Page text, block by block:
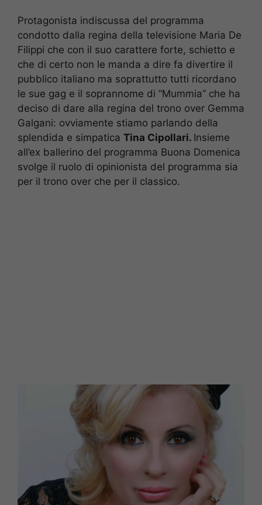
Protagonista indiscussa del programma
condotto dalla regina della televisione Maria De
Filippi che con il suo carattere forte, schietto e
che di certo non le manda a dire fa divertire il
pubblico italiano ma soprattutto tutti ricordano
le sue gag e il soprannome di “Mummia” che ha
deciso di dare alla regina del trono over Gemma
Galgani: ovviamente stiamo parlando della
splendida e simpatica Tina Cipollari. Insieme
all’ex ballerino del programma Buona Domenica
svolge il ruolo di opinionista del programma sia
per il trono over che per il classico.